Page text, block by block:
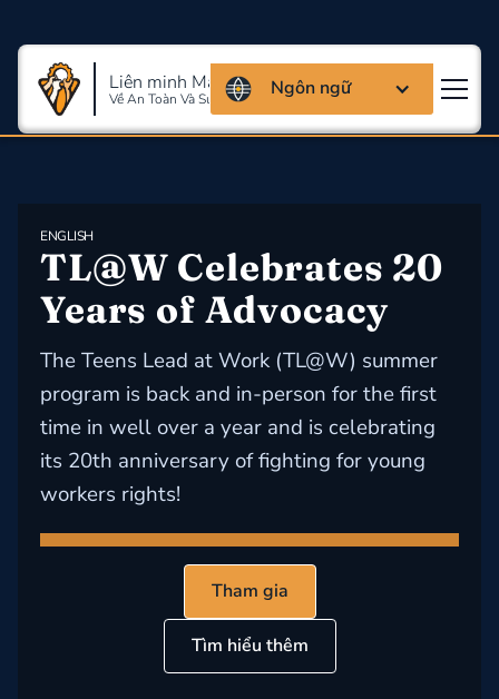
Liên minh Massachusettes
Về An Toàn Và Sức Khỏe Lao Động
Ngôn ngữ
ENGLISH
TL@W Celebrates 20
Years of Advocacy
The Teens Lead at Work (TL@W) summer
program is back and in-person for the first
time in well over a year and is celebrating
its 20th anniversary of fighting for young
workers rights!
Tham gia
Tìm hiểu thêm